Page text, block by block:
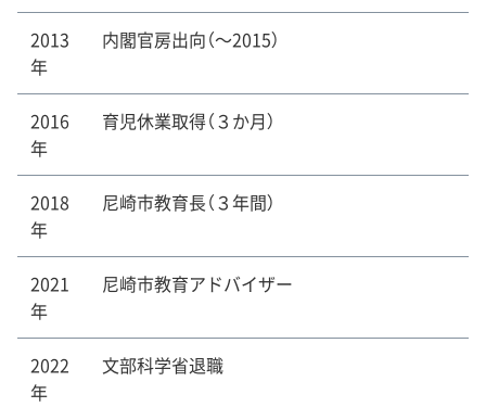
2013
年
内閣官房出向（～2015）
2016
年
育児休業取得（３か月）
2018
年
尼崎市教育長（３年間）
2021
年
尼崎市教育アドバイザー
2022
年
文部科学省退職